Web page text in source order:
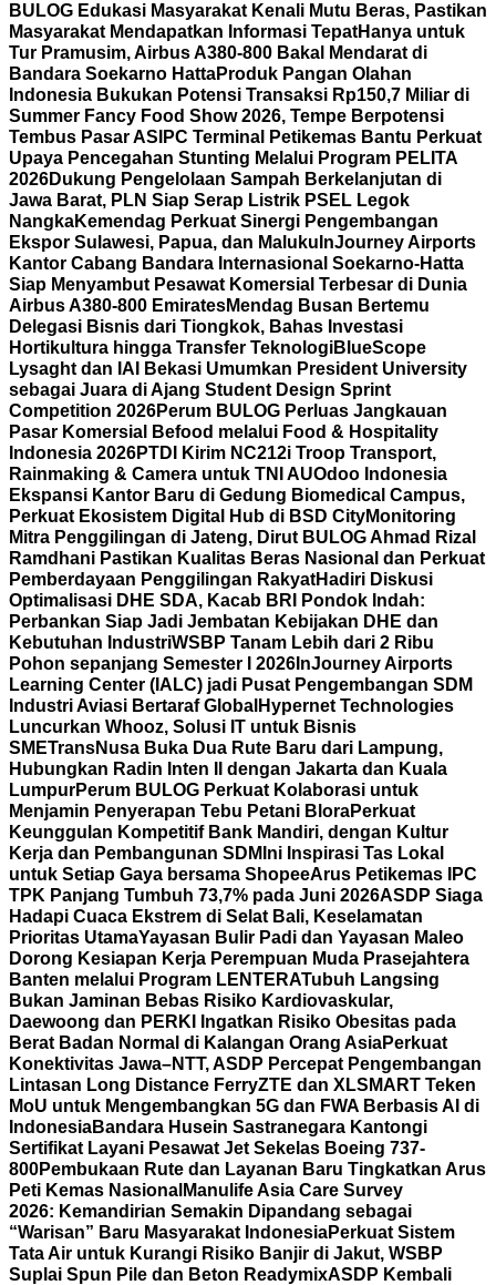
BULOG Edukasi Masyarakat Kenali Mutu Beras, Pastikan
Masyarakat Mendapatkan Informasi TepatHanya untuk
Tur Pramusim, Airbus A380-800 Bakal Mendarat di
Bandara Soekarno HattaProduk Pangan Olahan
Indonesia Bukukan Potensi Transaksi Rp150,7 Miliar di
Summer Fancy Food Show 2026, Tempe Berpotensi
Tembus Pasar AS IPC Terminal Petikemas Bantu Perkuat
Upaya Pencegahan Stunting Melalui Program PELITA
2026Dukung Pengelolaan Sampah Berkelanjutan di
Jawa Barat, PLN Siap Serap Listrik PSEL Legok
NangkaKemendag Perkuat Sinergi Pengembangan
Ekspor Sulawesi, Papua, dan Maluku InJourney Airports
Kantor Cabang Bandara Internasional Soekarno-Hatta
Siap Menyambut Pesawat Komersial Terbesar di Dunia
Airbus A380-800 EmiratesMendag Busan Bertemu
Delegasi Bisnis dari Tiongkok, Bahas Investasi
Hortikultura hingga Transfer TeknologiBlueScope
Lysaght dan IAI Bekasi Umumkan President University
sebagai Juara di Ajang Student Design Sprint
Competition 2026Perum BULOG Perluas Jangkauan
Pasar Komersial Befood melalui Food & Hospitality
Indonesia 2026PTDI Kirim NC212i Troop Transport,
Rainmaking & Camera untuk TNI AUOdoo Indonesia
Ekspansi Kantor Baru di Gedung Biomedical Campus,
Perkuat Ekosistem Digital Hub di BSD CityMonitoring
Mitra Penggilingan di Jateng, Dirut BULOG Ahmad Rizal
Ramdhani Pastikan Kualitas Beras Nasional dan Perkuat
Pemberdayaan Penggilingan RakyatHadiri Diskusi
Optimalisasi DHE SDA, Kacab BRI Pondok Indah:
Perbankan Siap Jadi Jembatan Kebijakan DHE dan
Kebutuhan IndustriWSBP Tanam Lebih dari 2 Ribu
Pohon sepanjang Semester I 2026 InJourney Airports
Learning Center (IALC) jadi Pusat Pengembangan SDM
Industri Aviasi Bertaraf Global Hypernet Technologies
Luncurkan Whooz, Solusi IT untuk Bisnis
SMETransNusa Buka Dua Rute Baru dari Lampung,
Hubungkan Radin Inten II dengan Jakarta dan Kuala
LumpurPerum BULOG Perkuat Kolaborasi untuk
Menjamin Penyerapan Tebu Petani BloraPerkuat
Keunggulan Kompetitif Bank Mandiri, dengan Kultur
Kerja dan Pembangunan SDM Ini Inspirasi Tas Lokal
untuk Setiap Gaya bersama ShopeeArus Petikemas IPC
TPK Panjang Tumbuh 73,7% pada Juni 2026ASDP Siaga
Hadapi Cuaca Ekstrem di Selat Bali, Keselamatan
Prioritas UtamaYayasan Bulir Padi dan Yayasan Maleo
Dorong Kesiapan Kerja Perempuan Muda Prasejahtera
Banten melalui Program LENTERATubuh Langsing
Bukan Jaminan Bebas Risiko Kardiovaskular,
Daewoong dan PERKI Ingatkan Risiko Obesitas pada
Berat Badan Normal di Kalangan Orang AsiaPerkuat
Konektivitas Jawa–NTT, ASDP Percepat Pengembangan
Lintasan Long Distance FerryZTE dan XLSMART Teken
MoU untuk Mengembangkan 5G dan FWA Berbasis AI di
IndonesiaBandara Husein Sastranegara Kantongi
Sertifikat Layani Pesawat Jet Sekelas Boeing 737-
800Pembukaan Rute dan Layanan Baru Tingkatkan Arus
Peti Kemas Nasional Manulife Asia Care Survey
2026: Kemandirian Semakin Dipandang sebagai
“Warisan” Baru Masyarakat IndonesiaPerkuat Sistem
Tata Air untuk Kurangi Risiko Banjir di Jakut, WSBP
Suplai Spun Pile dan Beton ReadymixASDP Kembali